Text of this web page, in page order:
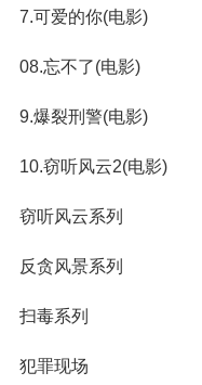
7.可爱的你(电影)
08.忘不了(电影)
9.爆裂刑警(电影)
10.窃听风云2(电影)
窃听风云系列
反贪风景系列
扫毒系列
犯罪现场